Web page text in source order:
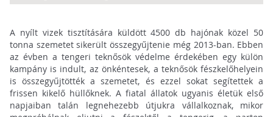
A nyílt vizek tisztítására küldött 4500 db hajónak közel 50
tonna szemetet sikerült összegyűjtenie még 2013-ban. Ebben
az évben a tengeri teknősök védelme érdekében egy külön
kampány is indult, az önkéntesek, a teknősök fészkelőhelyein
is összegyűjtötték a szemetet, és ezzel sokat segítettek a
frissen kikelő hüllőknek. A fiatal állatok ugyanis életük első
napjaiban talán legnehezebb útjukra vállalkoznak, mikor